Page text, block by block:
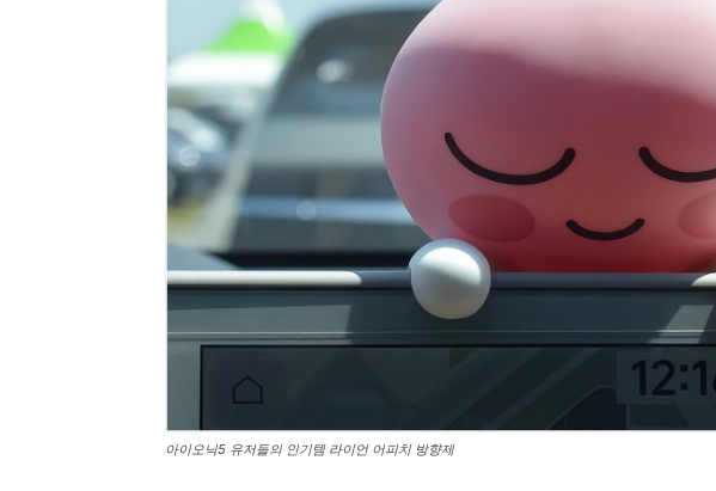
아이오닉5 유저들의 인기템 라이언 어피치 방향제